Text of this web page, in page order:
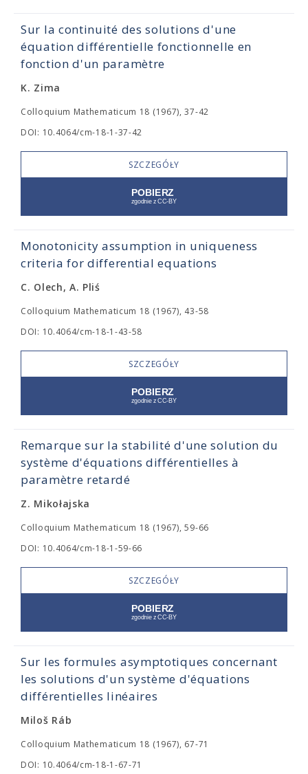
Sur la continuité des solutions d'une
équation différentielle fonctionnelle en
fonction d'un paramètre
K. Zima
Colloquium Mathematicum 18 (1967), 37-42
DOI: 10.4064/cm-18-1-37-42
SZCZEGÓŁY
Monotonicity assumption in uniqueness
criteria for differential equations
C. Olech, A. Pliś
Colloquium Mathematicum 18 (1967), 43-58
DOI: 10.4064/cm-18-1-43-58
SZCZEGÓŁY
Remarque sur la stabilité d'une solution du
système d'équations différentielles à
paramètre retardé
Z. Mikołajska
Colloquium Mathematicum 18 (1967), 59-66
DOI: 10.4064/cm-18-1-59-66
SZCZEGÓŁY
Sur les formules asymptotiques concernant
les solutions d'un système d'équations
différentielles linéaires
Miloš Ráb
Colloquium Mathematicum 18 (1967), 67-71
DOI: 10.4064/cm-18-1-67-71